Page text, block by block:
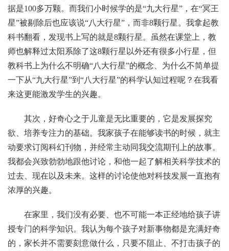
据是100多万颗。而我们小时候学的是“九大行星”，在“冥王
星”被剔除后也应该说“八大行星”，而非8颗行星。我拿起教
科书翻看，发现书上写的就是8颗行星。虽然在课堂上，教
师也解释过太阳系除了这8颗行星以外还有很多小行星，但
教科书上为什么不明确“八大行星”的概念、为什么不简单提
一下从“九大行星”到“八大行星”的科学认知过程呢？在我看
来这更能激发学生的兴趣。
其次，好奇心之于儿童是无比重要的，它是发展探究
欲、培养专注力的基础。我家孩子在能够读书的时候，就主
动要求订阅科幻刊物，并经常主动同我交流期刊上的故事。
我都会兴致勃勃地跟他讨论，和他一起了解相关科学技术的
过去、现在以及未来。这样的讨论使他对科技发展一直抱有
浓厚的兴趣。
在家里，我们没有必要、也不可能一本正经地给孩子讲
授专门的科学知识。我认为每个孩子对新事物都是充满好奇
的，家长并不需要刻意做什么，只要不阻止、不打击孩子的